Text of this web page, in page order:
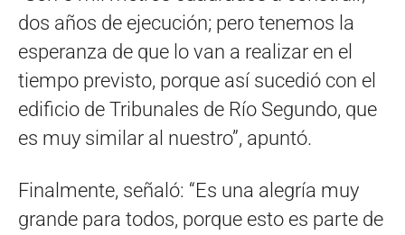
dos años de ejecución; pero tenemos la
esperanza de que lo van a realizar en el
tiempo previsto, porque así sucedió con el
edificio de Tribunales de Río Segundo, que
es muy similar al nuestro”, apuntó.
Finalmente, señaló: “Es una alegría muy
grande para todos, porque esto es parte de